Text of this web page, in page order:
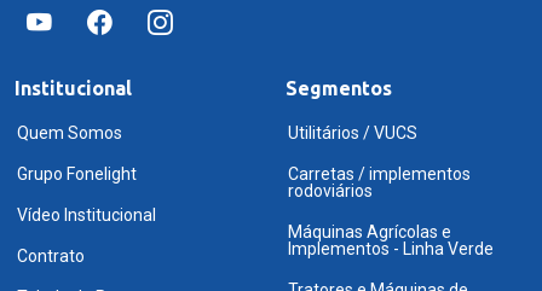
Institucional
Quem Somos
Grupo Fonelight
Vídeo Institucional
Contrato
Segmentos
Utilitários / VUCS
Carretas / implementos
rodoviários
Máquinas Agrícolas e
Implementos - Linha Verde